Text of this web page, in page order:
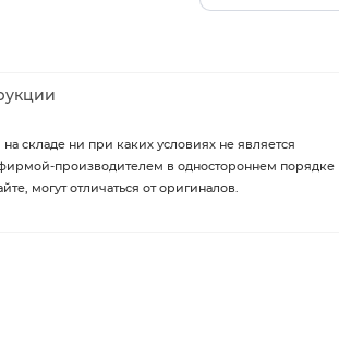
складе ни при каких условиях не является
производителем в одностороннем порядке
могут отличаться от оригиналов.